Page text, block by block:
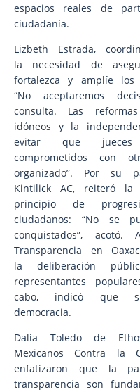
espacios reales de
ciudadanía.
Lizbeth Estrada,
la necesidad de
fortalezca y amplíe
“No aceptaremos
consulta. Las
idóneos y la
evitar que
comprometidos con
organizado”. Por su
Kintilick AC, reiteró la
principio de
ciudadanos: “No se
conquistados”,
Transparencia en
la deliberación
representantes
cabo, indicó que
democracia.
Dalia Toledo de
Mexicanos Contra la
enfatizaron que la
transparencia son